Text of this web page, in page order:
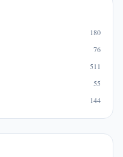
180
76
511
55
144